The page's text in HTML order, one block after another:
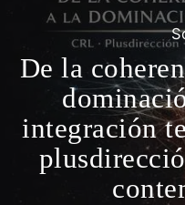
De la
integración